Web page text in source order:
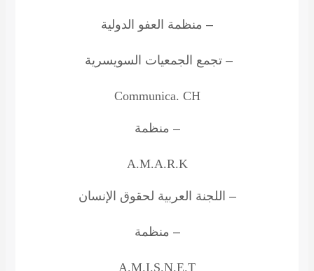
– منظمة العفو الدولية
– تجمع الجمعيات السويسرية
Communica. CH
– منظمة
A.M.A.R.K
– اللجنة العربية لحقوق الإنسان
– منظمة
A.M.I.S.N.E.T